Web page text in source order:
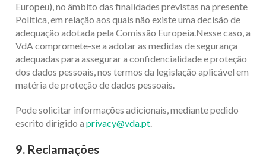
Europeu), no âmbito das finalidades previstas na presente
Política, em relação aos quais não existe uma decisão de
adequação adotada pela Comissão Europeia.Nesse caso, a
VdA compromete-se a adotar as medidas de segurança
adequadas para assegurar a confidencialidade e proteção
dos dados pessoais, nos termos da legislação aplicável em
matéria de proteção de dados pessoais.
Pode solicitar informações adicionais, mediante pedido
escrito dirigido a privacy@vda.pt.
9. Reclamações